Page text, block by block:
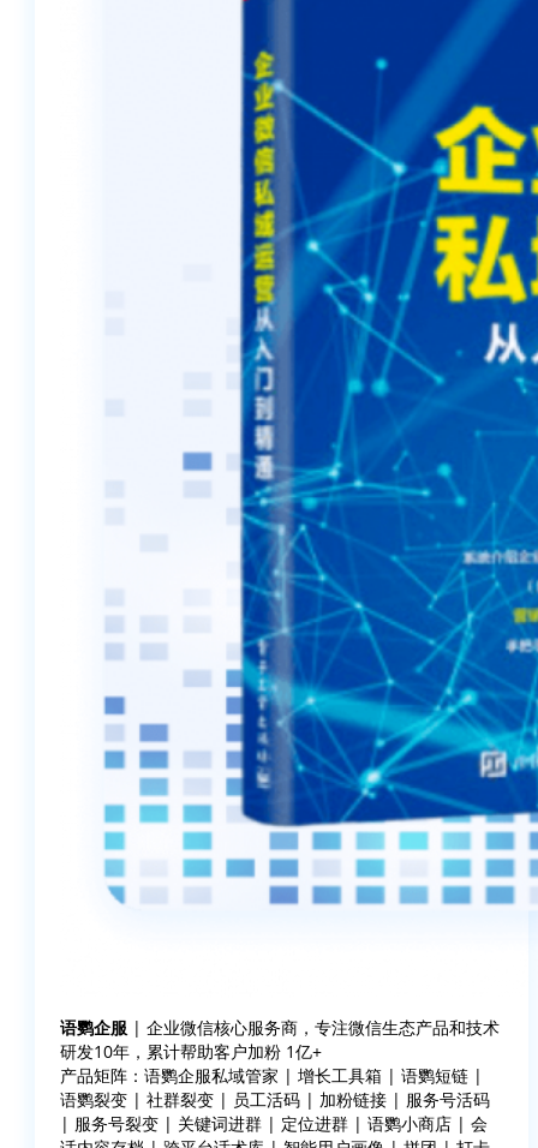
语鹦企服 | 企业微信核心服务商，专注微信生态产品和技术
研发10年，累计帮助客户加粉 1亿+
产品矩阵：语鹦企服私域管家 | 增长工具箱 | 语鹦短链 |
语鹦裂变 | 社群裂变 | 员工活码 | 加粉链接 | 服务号活码
| 服务号裂变 | 关键词进群 | 定位进群 | 语鹦小商店 | 会